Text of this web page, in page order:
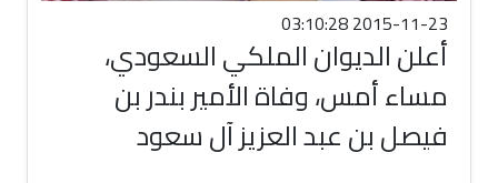
2015-11-23 03:10:28
أعلن الديوان الملكي السعودي،
مساء أمس، وفاة الأمير بندر بن
فيصل بن عبد العزيز آل سعود